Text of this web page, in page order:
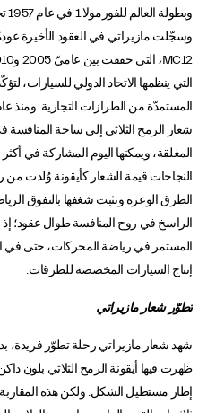
وسجّلت مازيراتي في العقود الأخيرة
MC12،
التي ينظمها الاتحاد الدولي للسيارات،
المستمدّة من الطرازات التجارية. ومنذ عام 2023، أعادت
شعار الرمح الثلاثي إلى ساحة
النجاحات قيمة الشعار كأيقونة وُلدت
الطرق الوعرة وتثبت شغفها بالتفوق
الراسخ في روح المنافسة طوال عقود؛
المستمر في رياضة المحركات، حتى في
إنتاج السيارات المخصصة للطرقات.
تطوّر شعار مازيراتي
ظهرت فيها أيقونة الرمح الثلاثي بلون
إطار مستطيل الشكل. ولكن هذه المقاربة